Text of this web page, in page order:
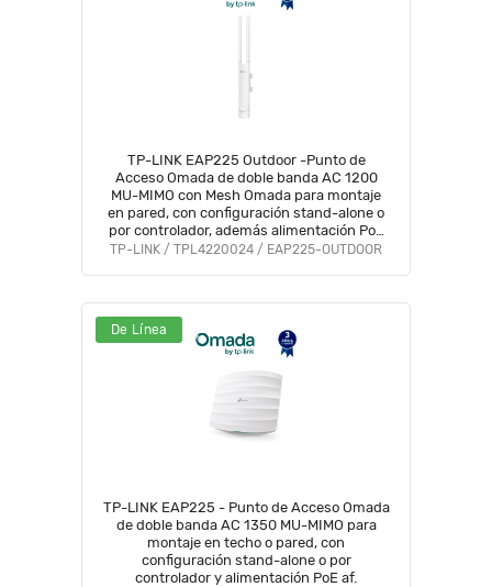
TP-LINK EAP225 Outdoor -Punto de
Acceso Omada de doble banda AC 1200
MU-MIMO con Mesh Omada para montaje
en pared, con configuración stand-alone o
por controlador, además alimentación PoE
af/at y PoE pasivo 24V.
TP-LINK / TPL4220024 / EAP225-OUTDOOR
De Línea
TP-LINK EAP225 - Punto de Acceso Omada
de doble banda AC 1350 MU-MIMO para
montaje en techo o pared, con
configuración stand-alone o por
controlador y alimentación PoE af.